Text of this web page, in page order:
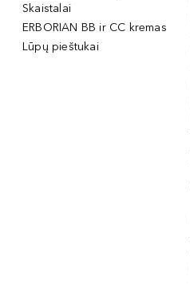
Skaistalai
ERBORIAN BB ir CC kremas
Lūpų pieštukai